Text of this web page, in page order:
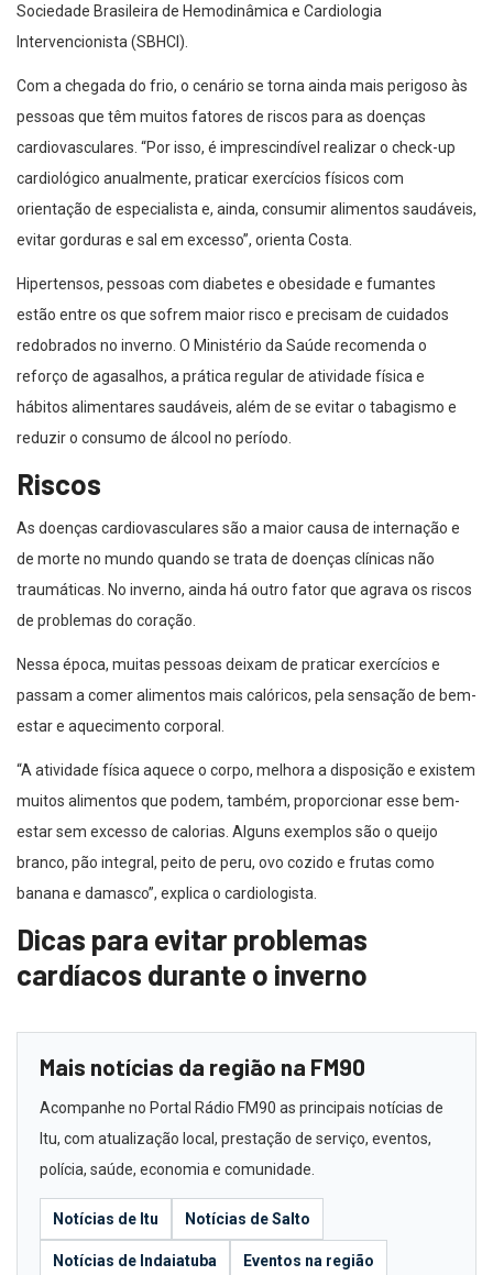
Sociedade Brasileira de Hemodinâmica e Cardiologia
Intervencionista (SBHCI).
Com a chegada do frio, o cenário se torna ainda mais perigoso às
pessoas que têm muitos fatores de riscos para as doenças
cardiovasculares. “Por isso, é imprescindível realizar o check-up
cardiológico anualmente, praticar exercícios físicos com
orientação de especialista e, ainda, consumir alimentos saudáveis,
evitar gorduras e sal em excesso”, orienta Costa.
Hipertensos, pessoas com diabetes e obesidade e fumantes
estão entre os que sofrem maior risco e precisam de cuidados
redobrados no inverno. O Ministério da Saúde recomenda o
reforço de agasalhos, a prática regular de atividade física e
hábitos alimentares saudáveis, além de se evitar o tabagismo e
reduzir o consumo de álcool no período.
Riscos
As doenças cardiovasculares são a maior causa de internação e
de morte no mundo quando se trata de doenças clínicas não
traumáticas. No inverno, ainda há outro fator que agrava os riscos
de problemas do coração.
Nessa época, muitas pessoas deixam de praticar exercícios e
passam a comer alimentos mais calóricos, pela sensação de bem-
estar e aquecimento corporal.
“A atividade física aquece o corpo, melhora a disposição e existem
muitos alimentos que podem, também, proporcionar esse bem-
estar sem excesso de calorias. Alguns exemplos são o queijo
branco, pão integral, peito de peru, ovo cozido e frutas como
banana e damasco”, explica o cardiologista.
Dicas para evitar problemas
cardíacos durante o inverno
Mais notícias da região na FM90
Acompanhe no Portal Rádio FM90 as principais notícias de
Itu, com atualização local, prestação de serviço, eventos,
polícia, saúde, economia e comunidade.
Notícias de Itu Notícias de Salto
Notícias de Indaiatuba Eventos na região